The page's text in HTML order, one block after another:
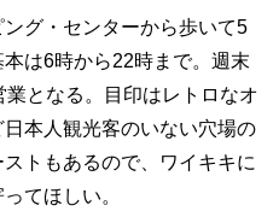
グ・センターから歩いて5
は6時から22時まで。週末
となる。目印はレトロなオ
本人観光客のいない穴場の
トもあるので、ワイキキに
てほしい。